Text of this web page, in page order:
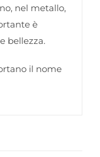
nel metallo,
è
bellezza.
il nome